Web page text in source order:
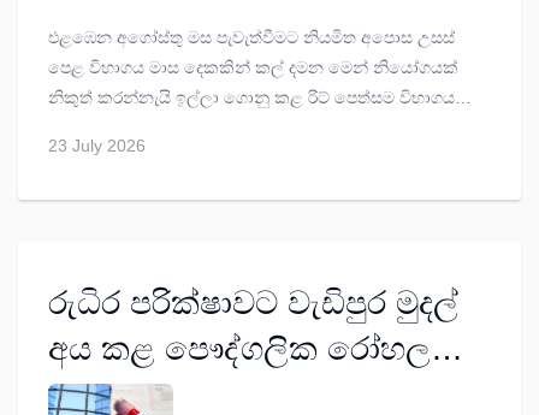
එළඹෙන අගෝස්තු මස පැවැත්වීමට නියමිත අපොස උසස්
පෙළ විභාගය මාස දෙකකින් කල් දමන මෙන් නියෝගයක්
නිකුත් කරන්නැයි ඉල්ලා ගොනු කළ රිට් පෙත්සම විභාගයට
කළා.
23 July 2026
රුධිර පරික්ෂාවට වැඩිපුර මුදල්
අය කළ පෞද්ගලික රෝහලකට
රුපියල් මිලියන 03ක දඩයක්!